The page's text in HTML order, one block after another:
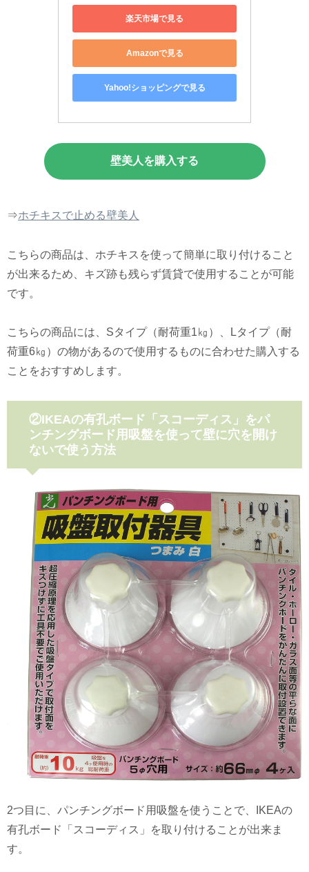
楽天市場で見る
Amazonで見る
Yahoo!ショッピングで見る
壁美人を購入する
⇒ホチキスで止める壁美人
こちらの商品は、ホチキスを使って簡単に取り付けること
が出来るため、キズ跡も残らず賃貸で使用することが可能
です。
こちらの商品には、Sタイプ（耐荷重1㎏）、Lタイプ（耐
荷重6㎏）の物があるので使用するものに合わせた購入する
ことをおすすめします。
②IKEAの有孔ボード「スコーディス」をパ
ンチングボード用吸盤を使って壁に穴を開け
ないで使う方法
2つ目に、パンチングボード用吸盤を使うことで、IKEAの
有孔ボード「スコーディス」を取り付けることが出来ま
す。